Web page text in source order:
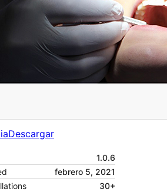
Descargar
1.0.6
febrero 5, 2021
30+